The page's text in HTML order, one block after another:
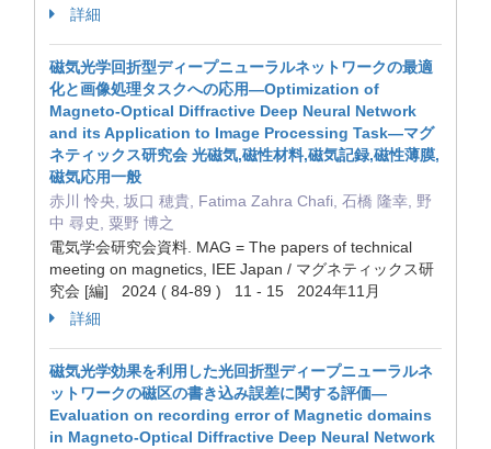
詳細
磁気光学回折型ディープニューラルネットワークの最適
化と画像処理タスクへの応用—Optimization of
Magneto-Optical Diffractive Deep Neural Network
and its Application to Image Processing Task—マグ
ネティックス研究会 光磁気,磁性材料,磁気記録,磁性薄膜,
磁気応用一般
赤川 怜央, 坂口 穂貴, Fatima Zahra Chafi, 石橋 隆幸, 野
中 尋史, 粟野 博之
電気学会研究会資料. MAG = The papers of technical
meeting on magnetics, IEE Japan / マグネティックス研
究会 [編] 2024 ( 84-89 ) 11 - 15 2024年11月
詳細
磁気光学効果を利用した光回折型ディープニューラルネ
ットワークの磁区の書き込み誤差に関する評価—
Evaluation on recording error of Magnetic domains
in Magneto-Optical Diffractive Deep Neural Network